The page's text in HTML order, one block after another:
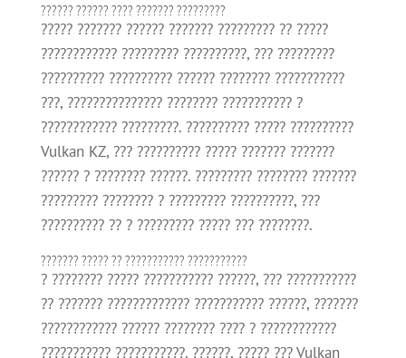
?????? ?????? ???? ??????? ?????????
????? ??????? ?????? ??????? ????????? ?? ?????
???????????? ????????? ??????????, ??? ?????????
?????????? ?????????? ?????? ???????? ???????????
???, ??????????????? ???????? ??????????? ?
???????????? ?????????. ?????????? ????? ??????????
Vulkan KZ, ??? ?????????? ????? ??????? ???????
?????? ? ???????? ??????. ????????? ???????? ???????
????????? ???????? ? ????????? ??????????, ???
?????????? ?? ? ????????? ????? ??? ????????.
??????? ????? ?? ??????????? ???????????
? ???????? ????? ??????????? ??????, ??? ???????????
?? ??????? ????????????? ??????????? ??????, ???????
???????????? ?????? ???????? ???? ? ????????????
??????????? ???????????. ??????, ????? ??? Vulkan